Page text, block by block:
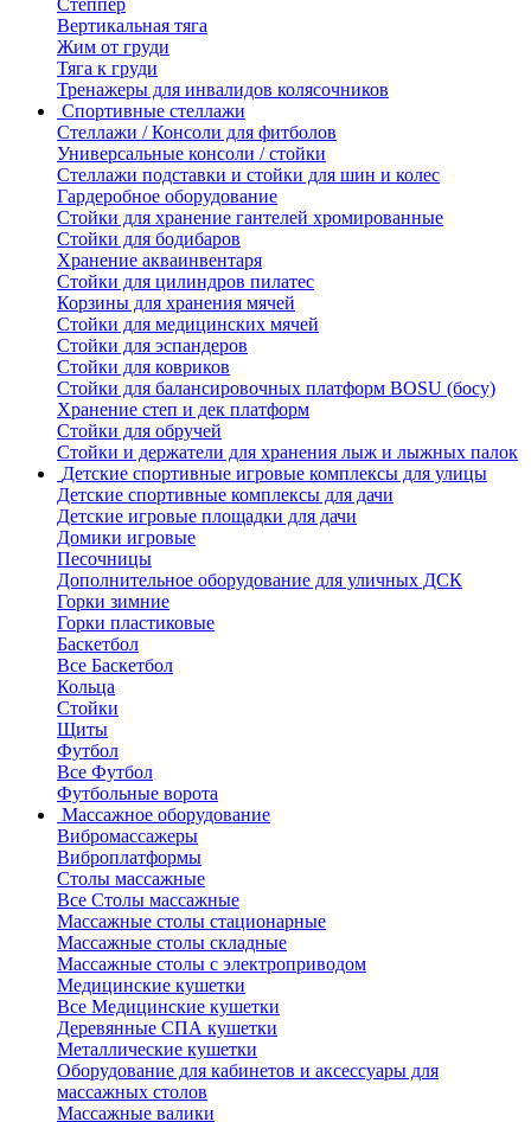
Степпер
Вертикальная тяга
Жим от груди
Тяга к груди
Тренажеры для инвалидов колясочников
Спортивные стеллажи
Стеллажи / Консоли для фитболов
Универсальные консоли / стойки
Стеллажи подставки и стойки для шин и колес
Гардеробное оборудование
Стойки для хранение гантелей хромированные
Стойки для бодибаров
Хранение акваинвентаря
Стойки для цилиндров пилатес
Корзины для хранения мячей
Стойки для медицинских мячей
Стойки для эспандеров
Стойки для ковриков
Стойки для балансировочных платформ BOSU (босу)
Хранение степ и дек платформ
Стойки для обручей
Стойки и держатели для хранения лыж и лыжных палок
Детские спортивные игровые комплексы для улицы
Детские спортивные комплексы для дачи
Детские игровые площадки для дачи
Домики игровые
Песочницы
Дополнительное оборудование для уличных ДСК
Горки зимние
Горки пластиковые
Баскетбол
Все Баскетбол
Кольца
Стойки
Щиты
Футбол
Все Футбол
Футбольные ворота
Массажное оборудование
Вибромассажеры
Виброплатформы
Столы массажные
Все Столы массажные
Массажные столы стационарные
Массажные столы складные
Массажные столы с электроприводом
Медицинские кушетки
Все Медицинские кушетки
Деревянные СПА кушетки
Металлические кушетки
Оборудование для кабинетов и аксессуары для
массажных столов
Массажные валики